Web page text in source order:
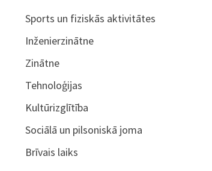
Sports un fiziskās aktivitātes
Inženierzinātne
Zinātne
Tehnoloģijas
Kultūrizglītība
Sociālā un pilsoniskā joma
Brīvais laiks